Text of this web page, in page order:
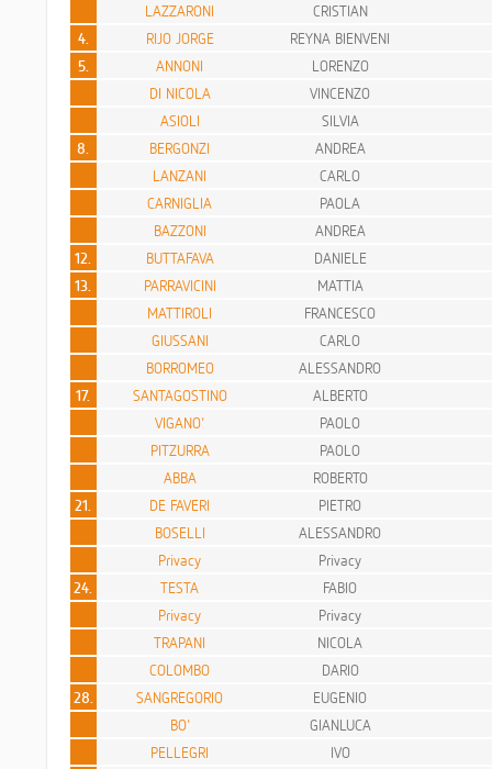
LAZZARONI
CRISTIAN
4.
RIJO JORGE
REYNA BIENVENI
5.
ANNONI
LORENZO
DI NICOLA
VINCENZO
ASIOLI
SILVIA
8.
BERGONZI
ANDREA
LANZANI
CARLO
CARNIGLIA
PAOLA
BAZZONI
ANDREA
12.
BUTTAFAVA
DANIELE
13.
PARRAVICINI
MATTIA
MATTIROLI
FRANCESCO
GIUSSANI
CARLO
BORROMEO
ALESSANDRO
17.
SANTAGOSTINO
ALBERTO
VIGANO'
PAOLO
PITZURRA
PAOLO
ABBA
ROBERTO
21.
DE FAVERI
PIETRO
BOSELLI
ALESSANDRO
Privacy
Privacy
24.
TESTA
FABIO
Privacy
Privacy
TRAPANI
NICOLA
COLOMBO
DARIO
28.
SANGREGORIO
EUGENIO
BO'
GIANLUCA
PELLEGRI
IVO